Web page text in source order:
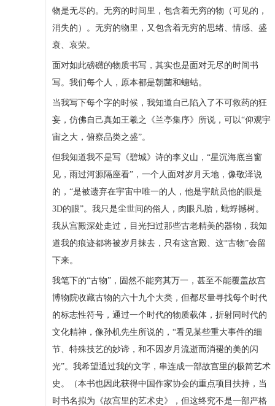
物是无尽的。无穷的时间里，包含着无穷的物（可见的，
消失的）。无穷的物里，又包含着无穷的思绪、情感、盛
衰、哀荣。
面对如此磅礴的物质书写，其实也是面对无尽的时间书
写。我们每个人，原本都是朝菌和蟪蛄。
当我写下每个字的时候，我知道自己陷入了不可救药的狂
妄，仿佛自己真如王羲之《兰亭集序》所说，可以“仰观宇
宙之大，俯察品类之盛”。
但我知道我不是写《碧城》诗的李义山，“星沉海底当窗
见，雨过河源隔座看”，一个人面对岁月天地，像敬泽说
的，“是被遗弃在宇宙中唯一的人，他是宇航员他的眼是
3D的眼”。我只是尘世间的俗人，肉眼凡胎，蚍蜉撼树。
我从宫殿深处走过，目光扫过那些古老精美的器物，我知
道我的痕迹都将被岁月抹去，只有这宫殿、这“古物”会留
下来。
我笔下的“古物”，固然不能穷其万一，甚至不能覆盖故宫
博物院收藏古物的六十九个大类，但都尽量寻找每个时代
的标志性符号，通过一个时代的物质载体，折射同时代的
文化精神，像孙机先生所说的，“看见某些重大事件的细
节、特殊技艺的妙谛，和不因岁月流逝而消褪的美的闪
光”。我希望通过我的文字，串连成一部故宫里的极简艺术
史。（本书也因此获得中国作家协会的重点项目扶持，当
时书名拟为《故宫里的艺术史》，但这终究不是一部严格